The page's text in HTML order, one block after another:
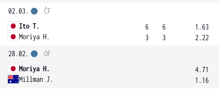
02.03.
Ito T.
Moriya H.
ČF
6
3
6
3
1.63
2.22
28.02.
Moriya H.
Millman J.
OF
4.71
1.16